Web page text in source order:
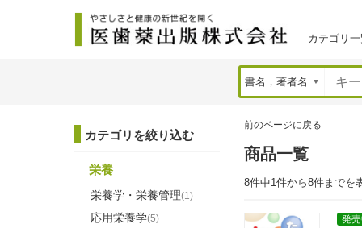
カテゴリ
前のページに戻る
商品一覧
8件中1件から8件までを
発
カテゴリを絞り込む
栄養
栄養学・栄養管理(1)
応用栄養学(5)